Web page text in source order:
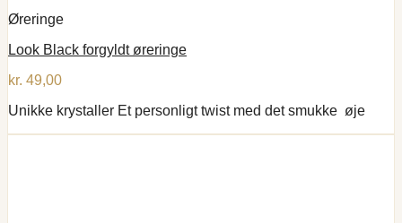
Øreringe
Look Black forgyldt øreringe
kr. 49,00
Unikke krystaller Et personligt twist med det smukke øje